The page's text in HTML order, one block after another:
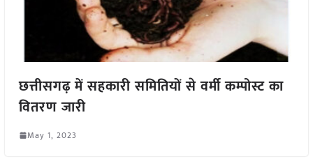
छत्तीसगढ़ में सहकारी समितियों से वर्मी कम्पोस्ट का
वितरण जारी
May 1, 2023